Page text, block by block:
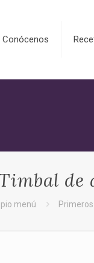
Conócenos
de
menú